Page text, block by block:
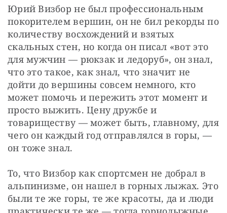
Юрий Визбор не был профессиональным
покорителем вершин, он не бил рекорды по
количеству восхождений и взятых
скальных стен, но когда он писал «вот это
для мужчин — рюкзак и ледоруб», он знал,
что это такое, как знал, что значит не
дойти до вершины совсем немного, кто
может помочь и пережить этот момент и
просто выжить. Цену дружбе и
товариществу — может быть, главному, для
чего он каждый год отправлялся в горы, —
он тоже знал.
То, что Визбор как спортсмен не добрал в
альпинизме, он нашел в горных лыжах. Это
были те же горы, те же красоты, да и люди